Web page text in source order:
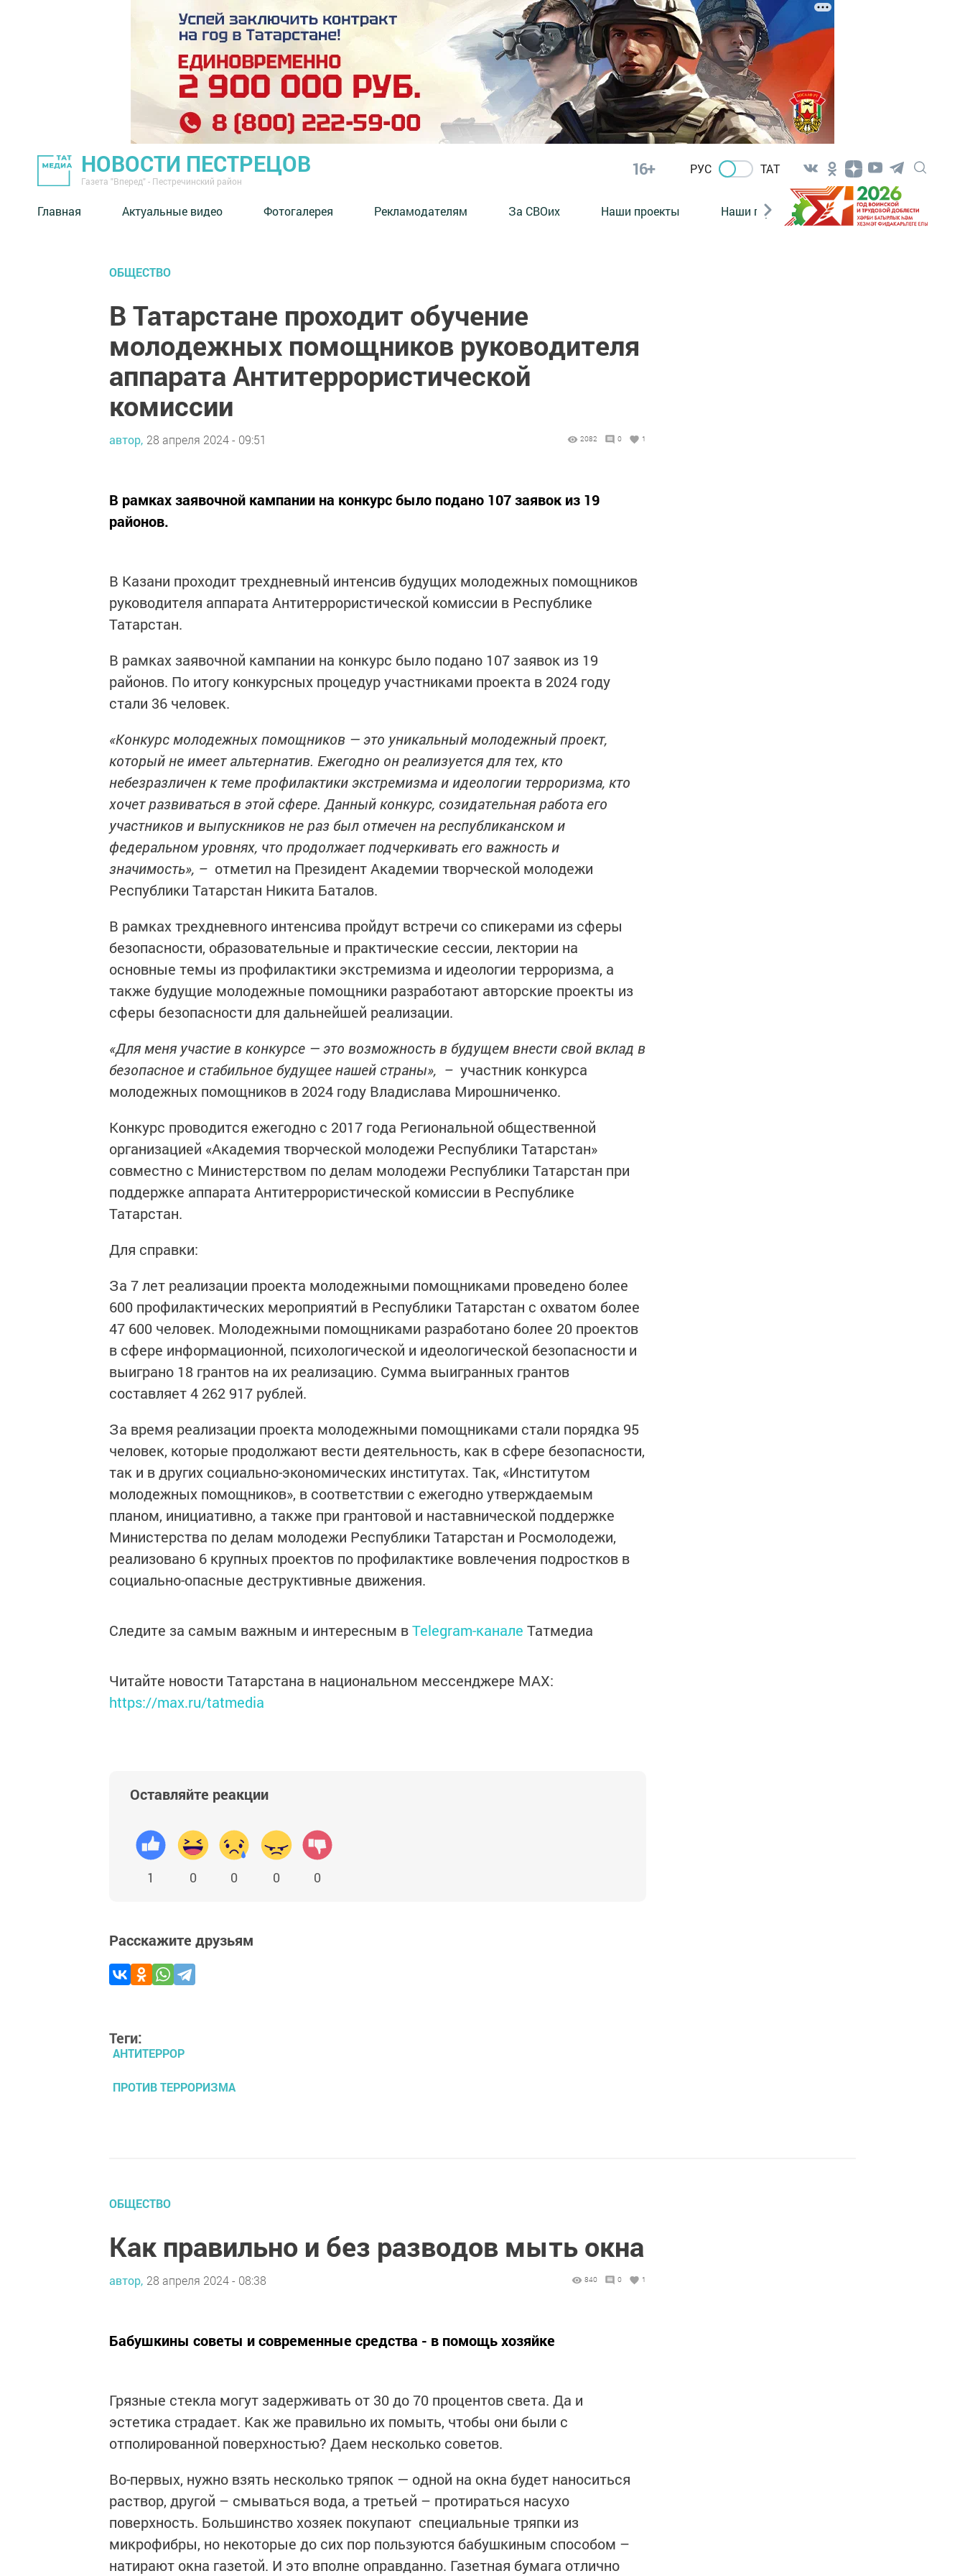
НОВОСТИ ПЕСТРЕЦОВ
Газета "Вперед" - Пестречинский район
16+ РУС ТАТ
Главная Актуальные видео Фотогалерея Рекламодателям За СВОих Наши проекты Наши герои Нормативно-правовые
ОБЩЕСТВО
В Татарстане проходит обучение
молодежных помощников руководителя
аппарата Антитеррористической
комиссии
автор, 28 апреля 2024 - 09:51 2082 0 1
В рамках заявочной кампании на конкурс было подано 107 заявок из 19
районов.
В Казани проходит трехдневный интенсив будущих молодежных помощников
руководителя аппарата Антитеррористической комиссии в Республике
Татарстан.
В рамках заявочной кампании на конкурс было подано 107 заявок из 19
районов. По итогу конкурсных процедур участниками проекта в 2024 году
стали 36 человек.
«Конкурс молодежных помощников — это уникальный молодежный проект,
который не имеет альтернатив. Ежегодно он реализуется для тех, кто
небезразличен к теме профилактики экстремизма и идеологии терроризма, кто
хочет развиваться в этой сфере. Данный конкурс, созидательная работа его
участников и выпускников не раз был отмечен на республиканском и
федеральном уровнях, что продолжает подчеркивать его важность и
значимость», – отметил на Президент Академии творческой молодежи
Республики Татарстан Никита Баталов.
В рамках трехдневного интенсива пройдут встречи со спикерами из сферы
безопасности, образовательные и практические сессии, лектории на
основные темы из профилактики экстремизма и идеологии терроризма, а
также будущие молодежные помощники разработают авторские проекты из
сферы безопасности для дальнейшей реализации.
«Для меня участие в конкурсе — это возможность в будущем внести свой вклад в
безопасное и стабильное будущее нашей страны», – участник конкурса
молодежных помощников в 2024 году Владислава Мирошниченко.
Конкурс проводится ежегодно с 2017 года Региональной общественной
организацией «Академия творческой молодежи Республики Татарстан»
совместно с Министерством по делам молодежи Республики Татарстан при
поддержке аппарата Антитеррористической комиссии в Республике
Татарстан.
Для справки:
За 7 лет реализации проекта молодежными помощниками проведено более
600 профилактических мероприятий в Республики Татарстан с охватом более
47 600 человек. Молодежными помощниками разработано более 20 проектов
в сфере информационной, психологической и идеологической безопасности и
выиграно 18 грантов на их реализацию. Сумма выигранных грантов
составляет 4 262 917 рублей.
За время реализации проекта молодежными помощниками стали порядка 95
человек, которые продолжают вести деятельность, как в сфере безопасности,
так и в других социально-экономических институтах. Так, «Институтом
молодежных помощников», в соответствии с ежегодно утверждаемым
планом, инициативно, а также при грантовой и наставнической поддержке
Министерства по делам молодежи Республики Татарстан и Росмолодежи,
реализовано 6 крупных проектов по профилактике вовлечения подростков в
социально-опасные деструктивные движения.
Следите за самым важным и интересным вTelegram-канале Татмедиа
Читайте новости Татарстана в национальном мессенджере MАХ:
https://max.ru/tatmedia
Оставляйте реакции
1 0 0 0 0
Расскажите друзьям
Теги:
АНТИТЕРРОР
ПРОТИВ ТЕРРОРИЗМА
ОБЩЕСТВО
Как правильно и без разводов мыть окна
автор, 28 апреля 2024 - 08:38 840 0 1
Бабушкины советы и современные средства - в помощь хозяйке
Грязные стекла могут задерживать от 30 до 70 процентов света. Да и
эстетика страдает. Как же правильно их помыть, чтобы они были с
отполированной поверхностью? Даем несколько советов.
Во-первых, нужно взять несколько тряпок — одной на окна будет наноситься
раствор, другой – смываться вода, а третьей – протираться насухо
поверхность. Большинство хозяек покупают специальные тряпки из
микрофибры, но некоторые до сих пор пользуются бабушкиным способом –
натирают окна газетой. И это вполне оправданно. Газетная бумага отлично